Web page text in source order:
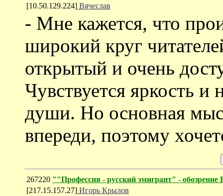
[10.50.129.224] Вячеслав
- Мне кажется, что
широкий круг
открытый и очень
Чувствуется яркость
души. Но основная
впереди, поэтому
267220 ""Профессия - русский эмигрант" -
[217.15.157.27] Игорь Крылов